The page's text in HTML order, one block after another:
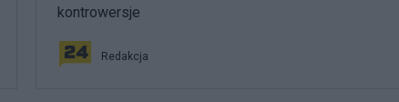
kontrowersje
Redakcja